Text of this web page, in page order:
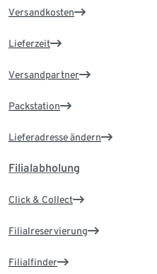
Versandkosten
Lieferzeit
Versandpartner
Packstation
Lieferadresse ändern
Filialabholung
Click & Collect
Filialreservierung
Filialfinder